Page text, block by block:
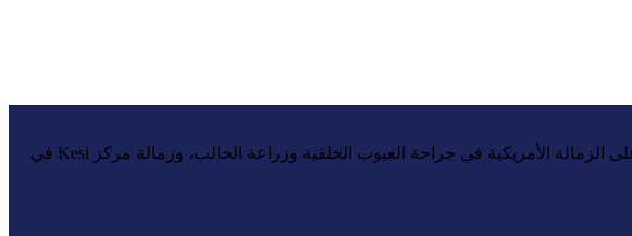
استاذ جراحات مجرى البول المعقدة بجامعة الزقازيق، متخصص في جراحات العيوب الخلقية والإحليل السفلي. حاصل على الزمالة الأمريكية في جراحة العيوب الخلقية وزراعة الحالب، وزمالة مركز Kesi في